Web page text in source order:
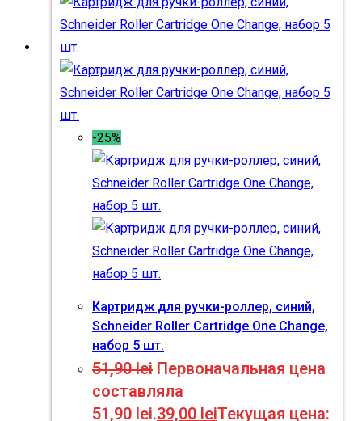
-25%
Картридж для ручки-роллер, синий,
Schneider Roller Cartridge One Change,
набор 5 шт.
51,90lei Первоначальная цена
составляла
51,90 lei.39,00 leiТекущая цена: